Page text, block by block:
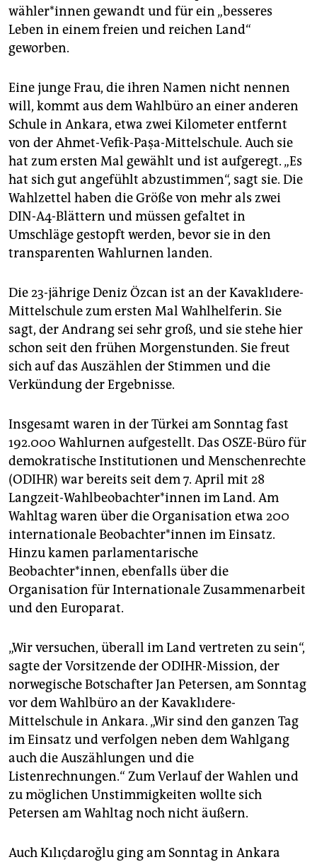
wäh­le­r*in­nen gewandt und für ein „besseres
Leben in einem freien und reichen Land“
geworben.
Eine junge Frau, die ihren Namen nicht nennen
will, kommt aus dem Wahlbüro an einer anderen
Schule in Ankara, etwa zwei Kilometer entfernt
von der Ahmet-Vefik-Paşa-Mittelschule. Auch sie
hat zum ersten Mal gewählt und ist aufgeregt. „Es
hat sich gut angefühlt abzustimmen“, sagt sie. Die
Wahlzettel haben die Größe von mehr als zwei
DIN-A4-Blättern und müssen gefaltet in
Umschläge gestopft werden, bevor sie in den
transparenten Wahlurnen landen.
Die 23-jährige Deniz Özcan ist an der Kavaklıdere-
Mittelschule zum ersten Mal Wahlhelferin. Sie
sagt, der Andrang sei sehr groß, und sie stehe hier
schon seit den frühen Morgenstunden. Sie freut
sich auf das Auszählen der Stimmen und die
Verkündung der Ergebnisse.
Insgesamt waren in der Türkei am Sonntag fast
192.000 Wahlurnen aufgestellt. Das OSZE-Büro für
demokratische Institutionen und Menschenrechte
(ODIHR) war bereits seit dem 7. April mit 28
Langzeit-Wahlbeobachter*innen im Land. Am
Wahltag waren über die Organisation etwa 200
internationale Be­ob­ach­te­r*in­nen im Einsatz.
Hinzu kamen parlamentarische
Beobachter*innen, ebenfalls über die
Organisation für Internationale Zusammenarbeit
und den Europarat.
„Wir versuchen, überall im Land vertreten zu sein“,
sagte der Vorsitzende der ODIHR-Mission, der
norwegische Botschafter Jan Petersen, am Sonntag
vor dem Wahlbüro an der Kavaklıdere-
Mittelschule in Ankara. „Wir sind den ganzen Tag
im Einsatz und verfolgen neben dem Wahlgang
auch die Auszählungen und die
Listenrechnungen.“ Zum Verlauf der Wahlen und
zu möglichen Unstimmigkeiten wollte sich
Petersen am Wahltag noch nicht äußern.
Auch Kılıçdaroğlu ging am Sonntag in Ankara